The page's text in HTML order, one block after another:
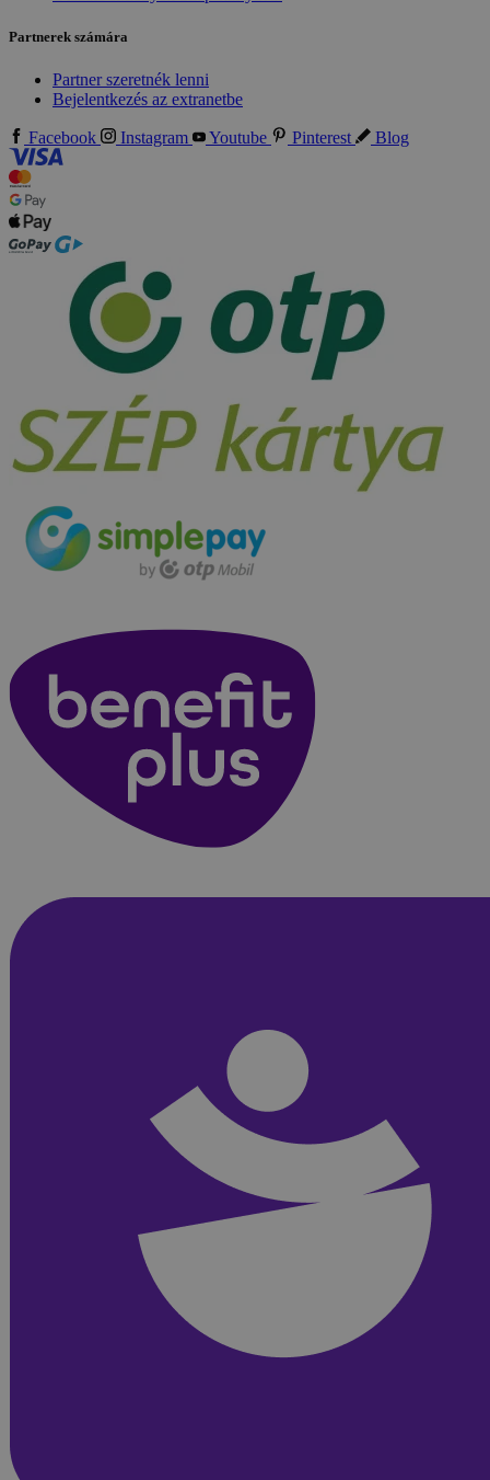
Partnerek számára
Partner szeretnék lenni
Bejelentkezés az extranetbe
Facebook Instagram Youtube Pinterest Blog